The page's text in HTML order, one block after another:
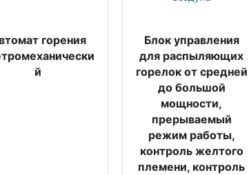
горения
й
Блок управления
для распыляющих
горелок от средней
до большой
мощности,
прерываемый
режим работы,
контроль желтого
племени, контроль